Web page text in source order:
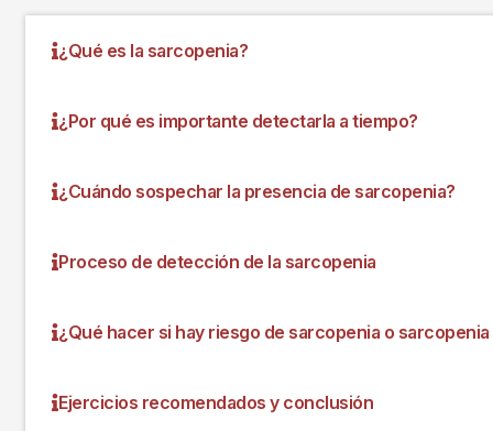
¿Qué es la sarcopenia?
¿Por qué es importante detectarla a tiempo?
¿Cuándo sospechar la presencia de sarcopenia?
Proceso de detección de la sarcopenia
¿Qué hacer si hay riesgo de sarcopenia o
Ejercicios recomendados y conclusión